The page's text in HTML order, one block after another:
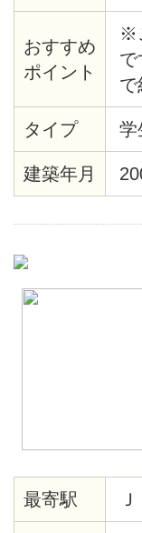
おすすめ
ポイント
※
で
で
ー
ッ
タイプ 学
建築年月
最寄駅